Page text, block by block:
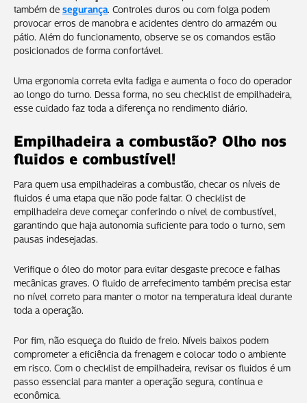
também desegurança. Controles duros ou com folga podem
provocar erros de manobra e acidentes dentro do armazém ou
pátio. Além do funcionamento, observe se os comandos estão
posicionados de forma confortável.
Uma ergonomia correta evita fadiga e aumenta o foco do operador
ao longo do turno. Dessa forma, no seu checklist de empilhadeira,
esse cuidado faz toda a diferença no rendimento diário.
Empilhadeira a combustão? Olho nos
fluidos e combustível!
Para quem usa empilhadeiras a combustão, checar os níveis de
fluidos é uma etapa que não pode faltar. O checklist de
empilhadeira deve começar conferindo o nível de combustível,
garantindo que haja autonomia suficiente para todo o turno, sem
pausas indesejadas.
Verifique o óleo do motor para evitar desgaste precoce e falhas
mecânicas graves. O fluido de arrefecimento também precisa estar
no nível correto para manter o motor na temperatura ideal durante
toda a operação.
Por fim, não esqueça do fluido de freio. Níveis baixos podem
comprometer a eficiência da frenagem e colocar todo o ambiente
em risco. Com o checklist de empilhadeira, revisar os fluidos é um
passo essencial para manter a operação segura, contínua e
econômica.